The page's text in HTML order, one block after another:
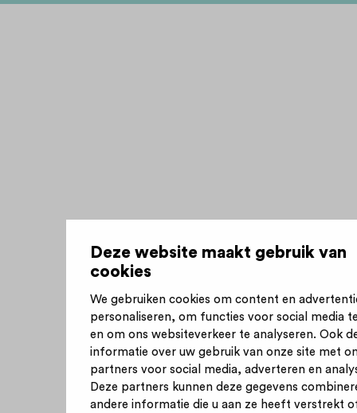
Deze website maakt gebruik van
cookies
We gebruiken cookies om content en
personaliseren, om functies voor social media
en om ons websiteverkeer te analyseren. Ook
informatie over uw gebruik van onze site met
partners voor social media, adverteren en
Deze partners kunnen deze gegevens
andere informatie die u aan ze heeft verstrekt